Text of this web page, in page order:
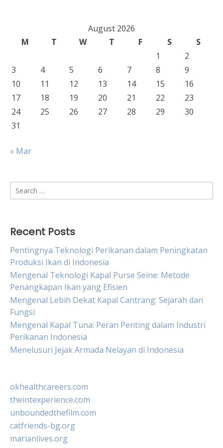
August 2026
M
T W T F S
S
1
2
3
4 5 6 7 8
9
10
11 12 13 14 15
16
17
18 19 20 21 22
23
24
25 26 27 28 29
30
31
« Mar
Search
for:
Recent Posts
Pentingnya Teknologi Perikanan dalam Peningkatan
Produksi Ikan di Indonesia
Mengenal Teknologi Kapal Purse Seine: Metode
Penangkapan Ikan yang Efisien
Mengenal Lebih Dekat Kapal Cantrang: Sejarah dan
Fungsi
Mengenal Kapal Tuna: Peran Penting dalam Industri
Perikanan Indonesia
Menelusuri Jejak Armada Nelayan di Indonesia
okhealthcareers.com
theintexperience.com
unboundedthefilm.com
catfriends-bg.org
marianlives.org